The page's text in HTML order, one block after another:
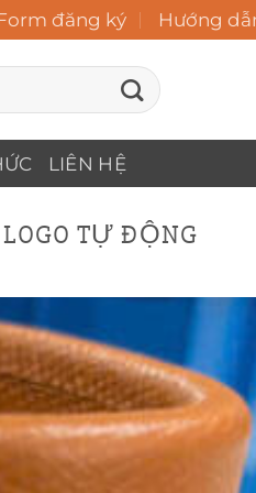
đăng ký Hướng
LIÊN HỆ
TỰ ĐỘNG